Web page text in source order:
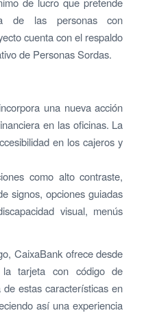
de las personas con
cuenta con el respaldo
de Personas Sordas.
una nueva acción
en las oficinas. La
en los cajeros y
como alto contraste,
signos, opciones guiadas
visual, menús
CaixaBank ofrece desde
tarjeta con código de
estas características en
así una experiencia